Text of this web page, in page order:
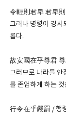
令輕則君卑 君卑則
그러나 명령이 경시
롭다.
故安國在乎尊君 尊
그러므로 나라를 안
를 존엄하게 하는
行令在乎嚴罰 / 행